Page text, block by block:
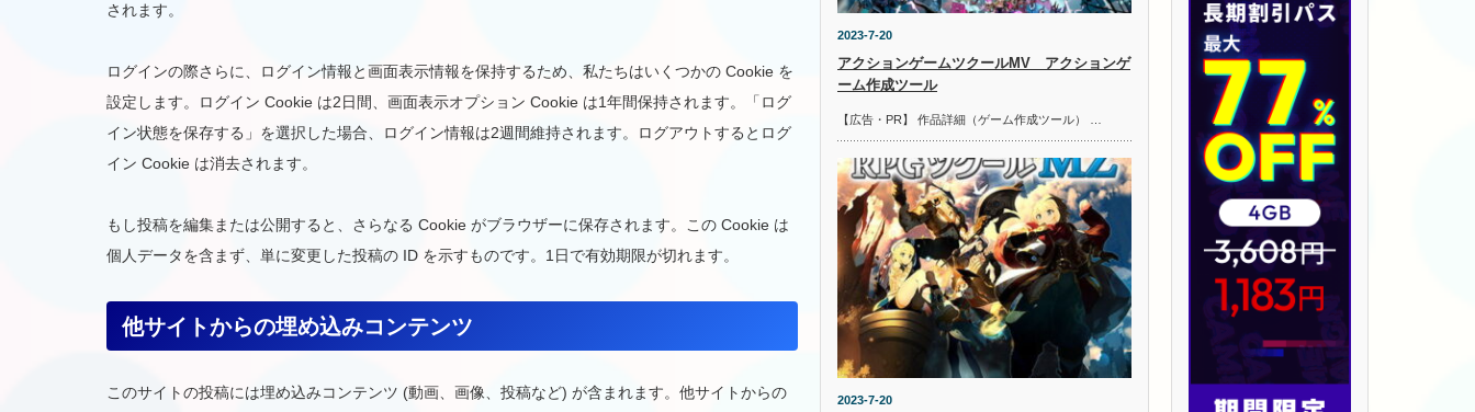
されます。
ログインの際さらに、ログイン情報と画面表示情報を保持するため、私たちはいくつかの Cookie を
設定します。ログイン Cookie は2日間、画面表示オプション Cookie は1年間保持されます。「ログ
イン状態を保存する」を選択した場合、ログイン情報は2週間維持されます。ログアウトするとログ
イン Cookie は消去されます。
もし投稿を編集または公開すると、さらなる Cookie がブラウザーに保存されます。この Cookie は
個人データを含まず、単に変更した投稿の ID を示すものです。1日で有効期限が切れます。
他サイトからの埋め込みコンテンツ
このサイトの投稿には埋め込みコンテンツ (動画、画像、投稿など) が含まれます。他サイトからの
2023-7-20
アクションゲームツクールMV アクションゲ
ーム作成ツール
【広告・PR】 作品詳細（ゲーム作成ツール） …
2023-7-20